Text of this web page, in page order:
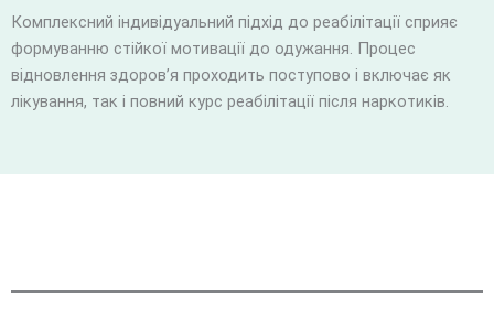
Комплексний індивідуальний підхід до реабілітації сприяє
формуванню стійкої мотивації до одужання. Процес
відновлення здоров’я проходить поступово і включає як
лікування, так і повний курс реабілітації після наркотиків.